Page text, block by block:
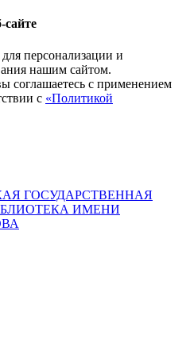
сайте
персонализации и
нашим сайтом.
соглашаетесь с применением
с «Политикой
ГОСУДАРСТВЕННАЯ
ИМЕНИ